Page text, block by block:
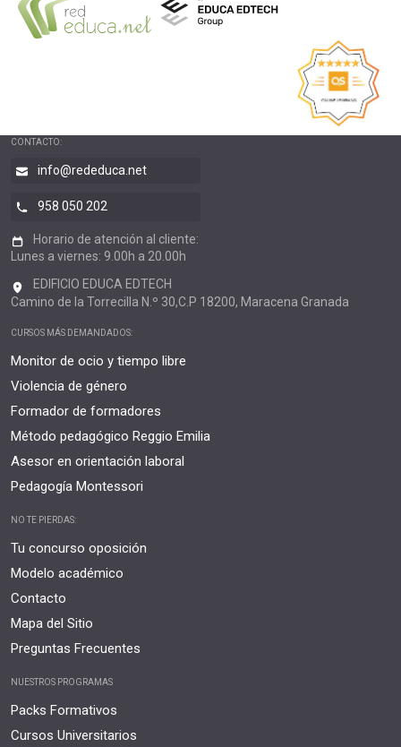
CONTACTO:
info@rededuca.net
958 050 202
Horario de atención al cliente:
Lunes a viernes: 9.00h a 20.00h
EDIFICIO EDUCA EDTECH
Camino de la Torrecilla N.º 30,C.P 18200, Maracena Granada
CURSOS MÁS DEMANDADOS:
Monitor de ocio y tiempo libre
Violencia de género
Formador de formadores
Método pedagógico Reggio Emilia
Asesor en orientación laboral
Pedagogía Montessori
NO TE PIERDAS:
Tu concurso oposición
Modelo académico
Contacto
Mapa del Sitio
Preguntas Frecuentes
NUESTROS PROGRAMAS
Packs Formativos
Cursos Universitarios